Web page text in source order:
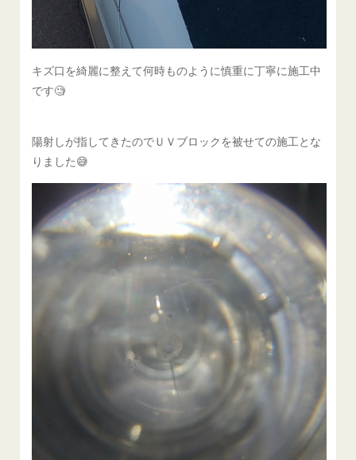
キズ口を綺麗に整えて何時ものように慎重に丁寧に施工中
です🧐
陽射しが指してきたのでＵＶブロックを被せての施工とな
りました😅